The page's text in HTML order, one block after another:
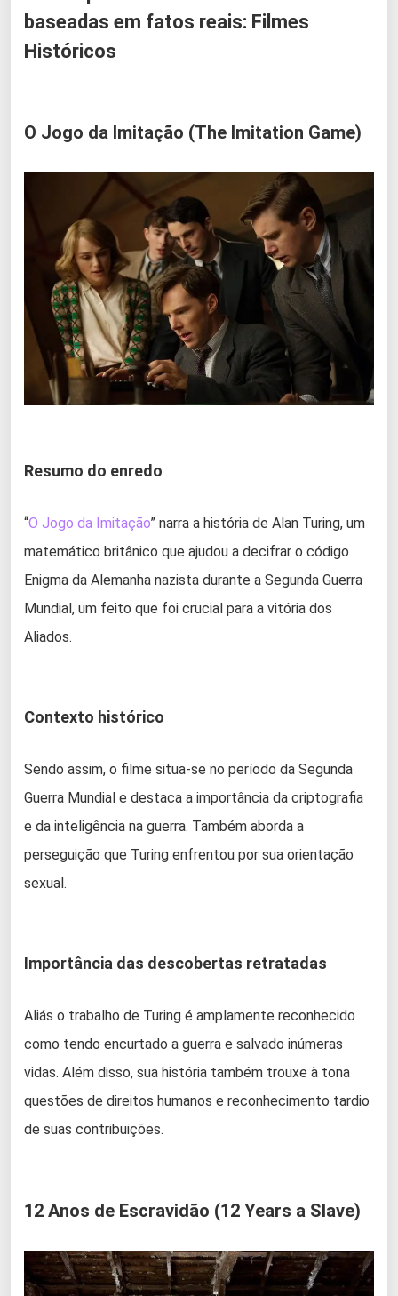
baseadas em fatos reais: Filmes
Históricos
O Jogo da Imitação (The Imitation Game)
Resumo do enredo
“O Jogo da Imitação” narra a história de Alan Turing, um
matemático britânico que ajudou a decifrar o código
Enigma da Alemanha nazista durante a Segunda Guerra
Mundial, um feito que foi crucial para a vitória dos
Aliados.
Contexto histórico
Sendo assim, o filme situa-se no período da Segunda
Guerra Mundial e destaca a importância da criptografia
e da inteligência na guerra. Também aborda a
perseguição que Turing enfrentou por sua orientação
sexual.
Importância das descobertas retratadas
Aliás o trabalho de Turing é amplamente reconhecido
como tendo encurtado a guerra e salvado inúmeras
vidas. Além disso, sua história também trouxe à tona
questões de direitos humanos e reconhecimento tardio
de suas contribuições.
12 Anos de Escravidão (12 Years a Slave)